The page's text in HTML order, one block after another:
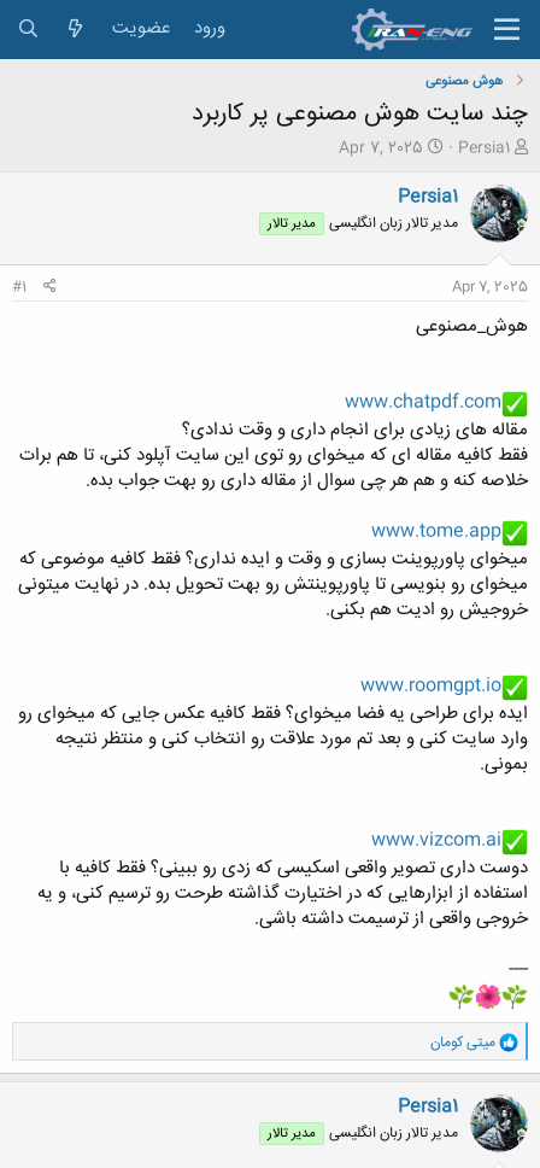
ورود عضویت
هوش مصنوعی
چند سایت هوش مصنوعی پر کاربرد
ش
و
ع
ک
ن
ه
م
ض
و
ع
Persia1
ت
ر
ی
خ
ع
Apr 7, 2025
Persia1
مدیر تالار زبان انگلیسی مدیر تالار
Apr 7, 2025
#1
هوش_مصنوعی
www.chatpdf.com
مقاله های زیادی برای انجام داری و وقت ندادی؟
فقط کافیه مقاله ای که میخوای رو توی این سایت آپلود کنی، تا هم برات
خلاصه کنه و هم هر چی سوال از مقاله داری رو بهت جواب بده.
www.tome.app
میخوای پاورپوینت بسازی و وقت و ایده نداری؟ فقط کافیه موضوعی که
میخوای رو بنویسی تا پاورپوینتش رو بهت تحویل بده. در نهایت میتونی
خروجیش رو ادیت هم بکنی.
www.roomgpt.io
ایده برای طراحی یه فضا میخوای؟ فقط کافیه عکس جایی که میخوای رو
وارد سایت کنی و بعد تم مورد علاقت رو انتخاب کنی و منتظر نتیجه
بمونی.
www.vizcom.ai
دوست داری تصویر واقعی اسکیسی که زدی رو ببینی؟ فقط کافیه با
استفاده از ابزارهایی که در اختیارت گذاشته طرحت رو ترسیم کنی، و یه
خروجی واقعی از ترسیمت داشته باشی.
----
و
ا
ک
ن
ش
ه
ا
میتی کومان
Persia1
مدیر تالار زبان انگلیسی مدیر تالار